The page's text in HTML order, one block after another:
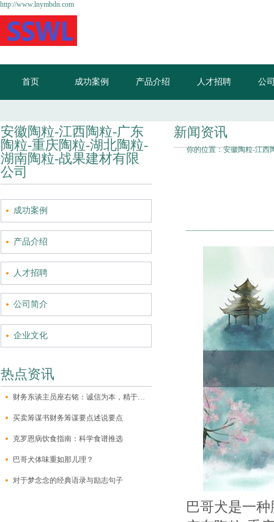
http://www.lnymbdn.com
首页 成功案例 产品介绍 人才招聘 公
安徽陶粒-江西陶粒-广东
陶粒-重庆陶粒-湖北陶粒-
湖南陶粒-战果建材有限
公司
成功案例
产品介绍
人才招聘
公司简介
企业文化
热点资讯
财务东谈主员座右铭：诚信为本，精于细节
买卖筹谋书财务筹谋要点述说要点
克罗恩病饮食指南：科学食谱推选
巴哥犬体味重如那儿理？
对于梦念念的经典语录与励志句子
新闻资讯
你的位置：安徽陶粒-江西
巴哥犬是一